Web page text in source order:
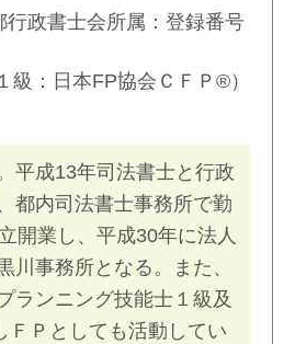
政書士会所属： 登録番号
級：日本FP協会ＣＦＰ®）
平成13年司法書士と行政
都内司法書士事務所で勤
開業し、平成30年に法人
川事務所となる。また、
ランニング技能士１級及
ＦＰとしても活動してい